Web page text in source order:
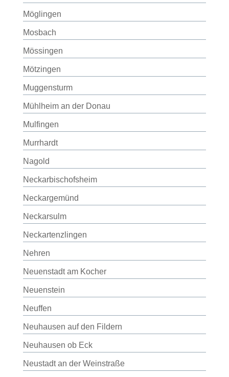
Möglingen
Mosbach
Mössingen
Mötzingen
Muggensturm
Mühlheim an der Donau
Mulfingen
Murrhardt
Nagold
Neckarbischofsheim
Neckargemünd
Neckarsulm
Neckartenzlingen
Nehren
Neuenstadt am Kocher
Neuenstein
Neuffen
Neuhausen auf den Fildern
Neuhausen ob Eck
Neustadt an der Weinstraße